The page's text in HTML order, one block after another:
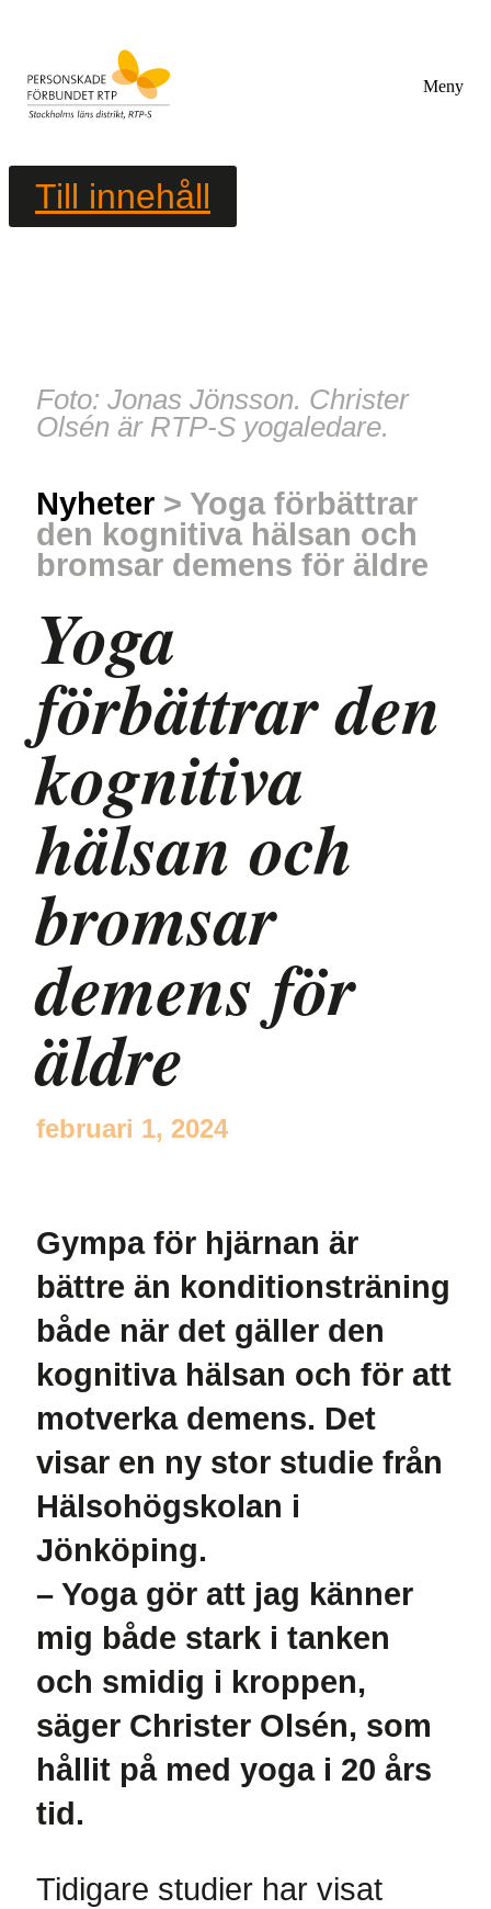
Meny
Till innehåll
Foto: Jonas Jönsson. Christer
Olsén är RTP-S yogaledare.
Nyheter > Yoga förbättrar
den kognitiva hälsan och
bromsar demens för äldre
Yoga
förbättrar den
kognitiva
hälsan och
bromsar
demens för
äldre
februari 1, 2024
Gympa för hjärnan är
bättre än konditionsträning
både när det gäller den
kognitiva hälsan och för att
motverka demens. Det
visar en ny stor studie från
Hälsohögskolan i
Jönköping.
– Yoga gör att jag känner
mig både stark i tanken
och smidig i kroppen,
säger Christer Olsén, som
hållit på med yoga i 20 års
tid.
Tidigare studier har visat